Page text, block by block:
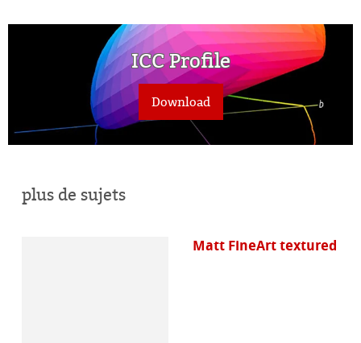
ICC Profile
Download
plus de sujets
Matt FineArt textured